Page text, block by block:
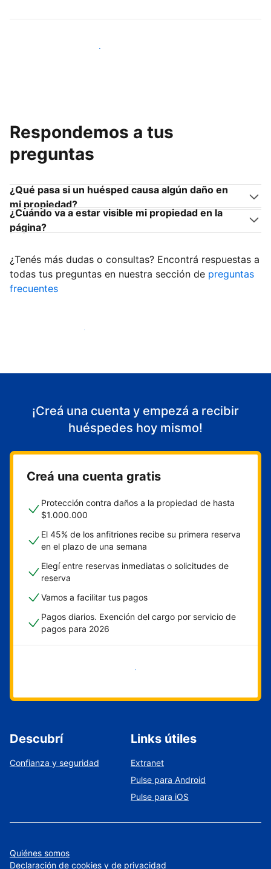
Unite a otros anfitriones como vos
Respondemos a tus
preguntas
¿Qué pasa si un huésped causa algún daño en
mi propiedad?
¿Cuándo va a estar visible mi propiedad en la
página?
¿Tenés más dudas o consultas? Encontrá respuestas a
todas tus preguntas en nuestra sección de preguntas
frecuentes
Empezá a recibir huéspedes
¡Creá una cuenta y empezá a recibir
huéspedes hoy mismo!
Creá una cuenta gratis
Protección contra daños a la propiedad de hasta
$1.000.000
El 45% de los anfitriones recibe su primera reserva
en el plazo de una semana
Elegí entre reservas inmediatas o solicitudes de
reserva
Vamos a facilitar tus pagos
Pagos diarios. Exención del cargo por servicio de
pagos para 2026
Empezar ahora
Descubrí
Confianza y seguridad
Links útiles
Extranet
Pulse para Android
Pulse para iOS
Quiénes somos
Declaración de cookies y de privacidad